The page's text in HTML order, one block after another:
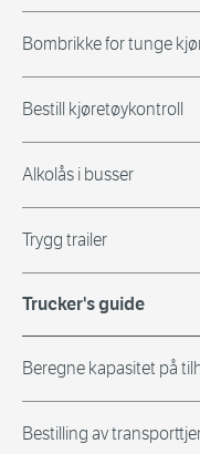
Bombrikke for tunge
Bestill kjøretøykontroll
Alkolås i busser
Trygg trailer
Trucker's guide
Beregne kapasitet på
Bestilling av